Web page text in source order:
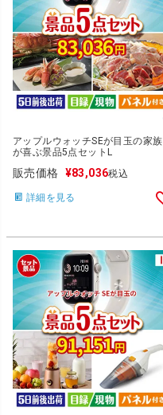
アップルウォッチSEが目玉の家族
が喜ぶ景品5点セットL
販売価格 ¥83,036税込
詳細を見る